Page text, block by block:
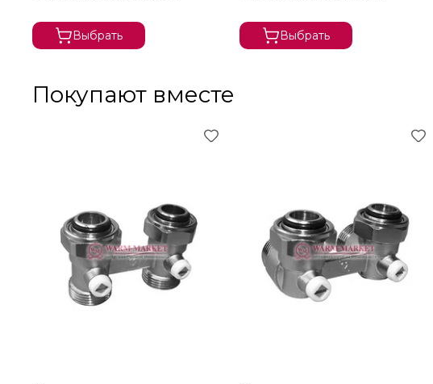
Выбрать Выбрать
Покупают вместе